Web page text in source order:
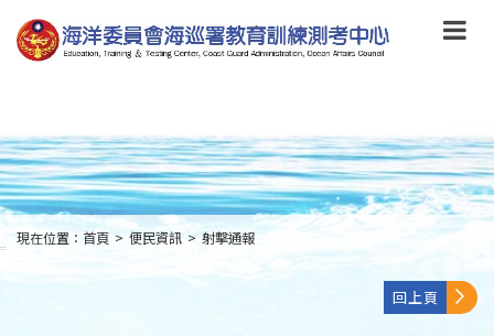
到
主
要
to
main
content
:::
現在位置： 首頁 > 便民資訊 > 射擊通報
回上頁